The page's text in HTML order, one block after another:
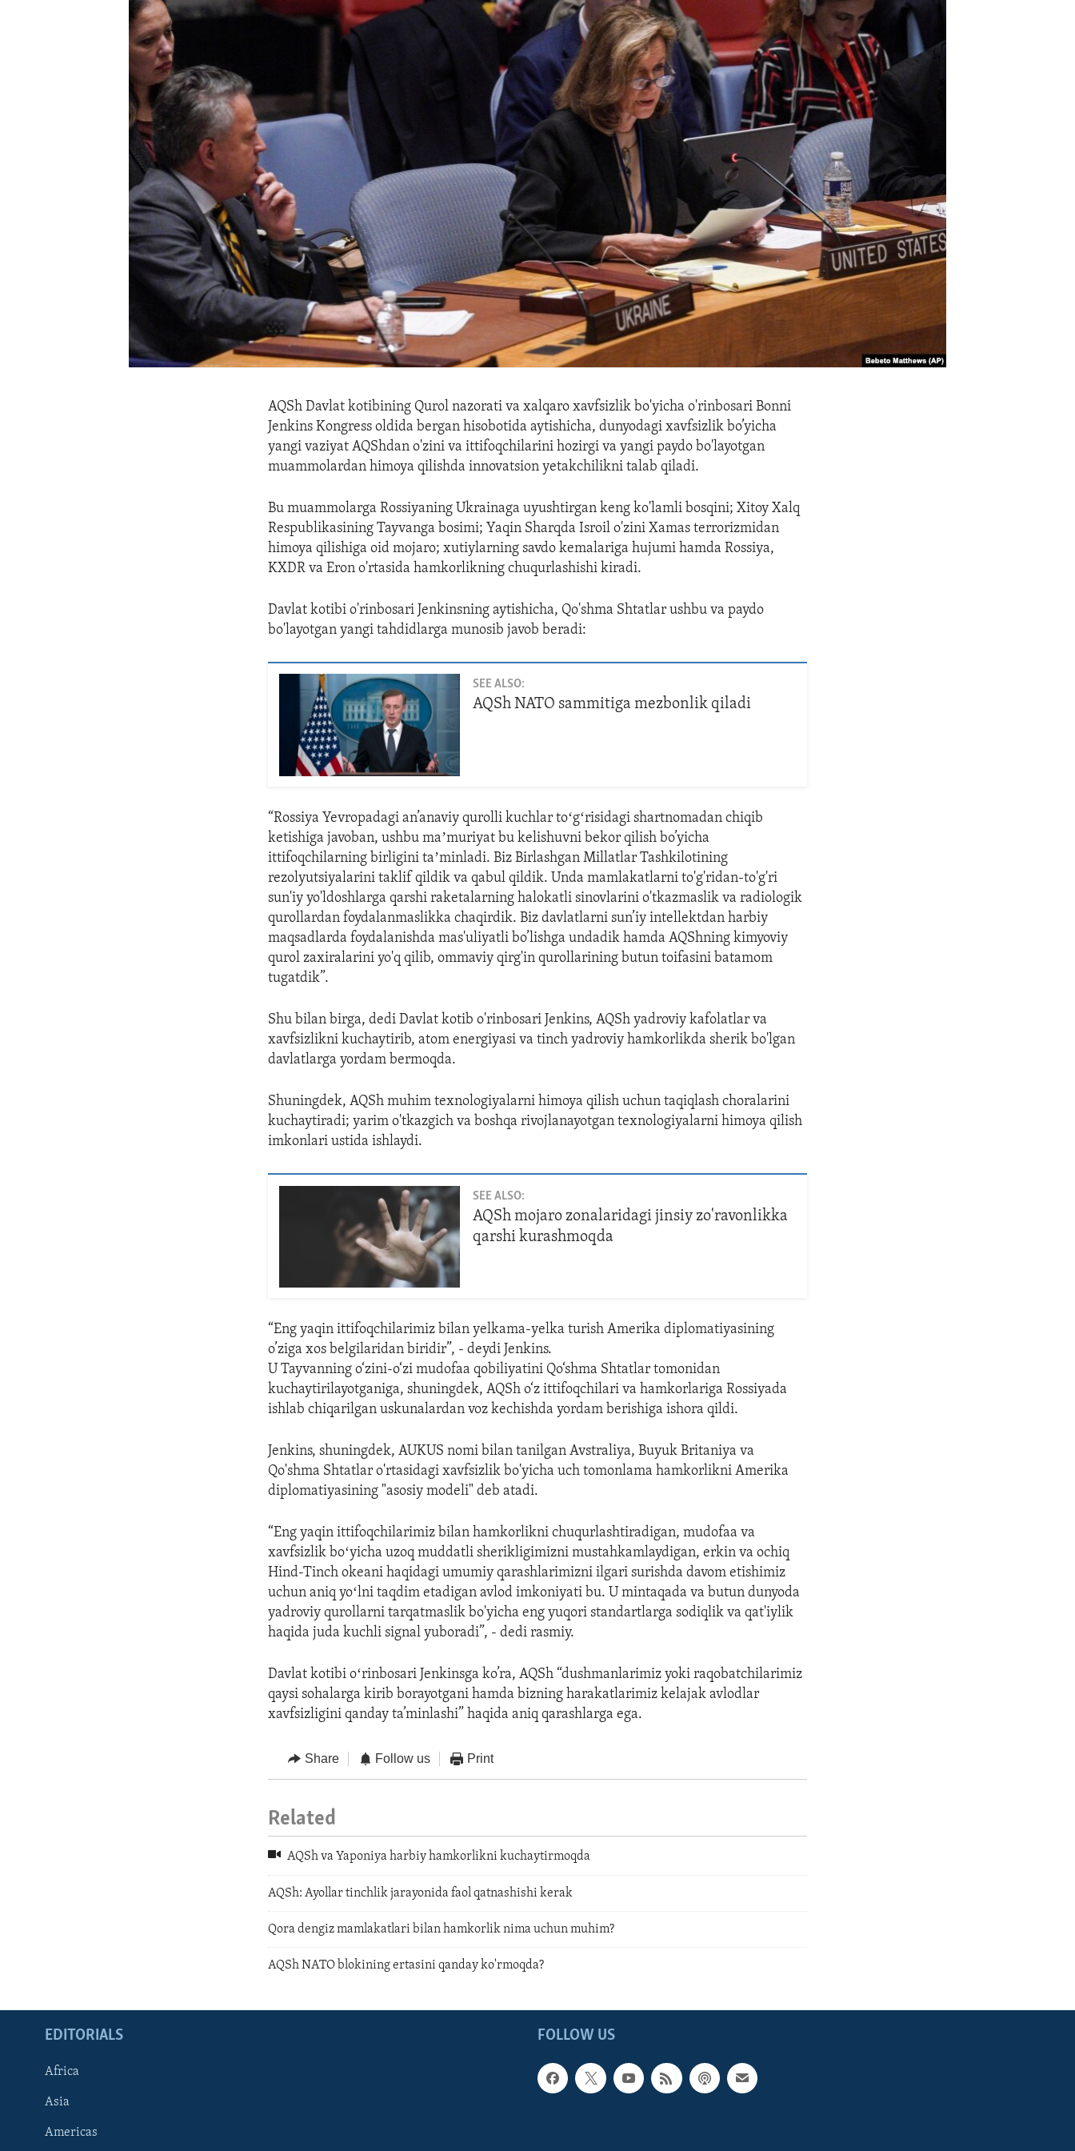
IDEALS AND INSTITUTIONS
AQSh Davlat kotibining Qurol nazorati va xalqaro xavfsizlik bo'yicha o'rinbosari Bonni
Jenkins Kongress oldida bergan hisobotida aytishicha, dunyodagi xavfsizlik bo’yicha
yangi vaziyat AQShdan o'zini va ittifoqchilarini hozirgi va yangi paydo bo'layotgan
muammolardan himoya qilishda innovatsion yetakchilikni talab qiladi.
Bu muammolarga Rossiyaning Ukrainaga uyushtirgan keng ko'lamli bosqini; Xitoy Xalq
Respublikasining Tayvanga bosimi; Yaqin Sharqda Isroil o'zini Xamas terrorizmidan
himoya qilishiga oid mojaro; xutiylarning savdo kemalariga hujumi hamda Rossiya,
KXDR va Eron o'rtasida hamkorlikning chuqurlashishi kiradi.
Davlat kotibi o'rinbosari Jenkinsning aytishicha, Qo'shma Shtatlar ushbu va paydo
bo'layotgan yangi tahdidlarga munosib javob beradi:
SEE ALSO:
AQSh NATO sammitiga mezbonlik qiladi
“Rossiya Yevropadagi an’anaviy qurolli kuchlar toʻgʻrisidagi shartnomadan chiqib
ketishiga javoban, ushbu maʼmuriyat bu kelishuvni bekor qilish bo’yicha
ittifoqchilarning birligini taʼminladi. Biz Birlashgan Millatlar Tashkilotining
rezolyutsiyalarini taklif qildik va qabul qildik. Unda mamlakatlarni to'g'ridan-to'g'ri
sun'iy yo'ldoshlarga qarshi raketalarning halokatli sinovlarini o'tkazmaslik va radiologik
qurollardan foydalanmaslikka chaqirdik. Biz davlatlarni sun’iy intellektdan harbiy
maqsadlarda foydalanishda mas'uliyatli bo’lishga undadik hamda AQShning kimyoviy
qurol zaxiralarini yo'q qilib, ommaviy qirg'in qurollarining butun toifasini batamom
tugatdik”.
Shu bilan birga, dedi Davlat kotib o'rinbosari Jenkins, AQSh yadroviy kafolatlar va
xavfsizlikni kuchaytirib, atom energiyasi va tinch yadroviy hamkorlikda sherik bo'lgan
davlatlarga yordam bermoqda.
Shuningdek, AQSh muhim texnologiyalarni himoya qilish uchun taqiqlash choralarini
kuchaytiradi; yarim o'tkazgich va boshqa rivojlanayotgan texnologiyalarni himoya qilish
imkonlari ustida ishlaydi.
SEE ALSO:
AQSh mojaro zonalaridagi jinsiy zo'ravonlikka
qarshi kurashmoqda
“Eng yaqin ittifoqchilarimiz bilan yelkama-yelka turish Amerika diplomatiyasining
o’ziga xos belgilaridan biridir”, - deydi Jenkins.
U Tayvanning o‘zini-o‘zi mudofaa qobiliyatini Qo‘shma Shtatlar tomonidan
kuchaytirilayotganiga, shuningdek, AQSh o‘z ittifoqchilari va hamkorlariga Rossiyada
ishlab chiqarilgan uskunalardan voz kechishda yordam berishiga ishora qildi.
Jenkins, shuningdek, AUKUS nomi bilan tanilgan Avstraliya, Buyuk Britaniya va
Qo'shma Shtatlar o'rtasidagi xavfsizlik bo'yicha uch tomonlama hamkorlikni Amerika
diplomatiyasining "asosiy modeli" deb atadi.
“Eng yaqin ittifoqchilarimiz bilan hamkorlikni chuqurlashtiradigan, mudofaa va
xavfsizlik boʻyicha uzoq muddatli sherikligimizni mustahkamlaydigan, erkin va ochiq
Hind-Tinch okeani haqidagi umumiy qarashlarimizni ilgari surishda davom etishimiz
uchun aniq yoʻlni taqdim etadigan avlod imkoniyati bu. U mintaqada va butun dunyoda
yadroviy qurollarni tarqatmaslik bo'yicha eng yuqori standartlarga sodiqlik va qat'iylik
haqida juda kuchli signal yuboradi”, - dedi rasmiy.
Davlat kotibi oʻrinbosari Jenkinsga ko’ra, AQSh “dushmanlarimiz yoki raqobatchilarimiz
qaysi sohalarga kirib borayotgani hamda bizning harakatlarimiz kelajak avlodlar
xavfsizligini qanday ta’minlashi” haqida aniq qarashlarga ega.
Share Follow us Print
Related
AQSh va Yaponiya harbiy hamkorlikni kuchaytirmoqda
AQSh: Ayollar tinchlik jarayonida faol qatnashishi kerak
Qora dengiz mamlakatlari bilan hamkorlik nima uchun muhim?
AQSh NATO blokining ertasini qanday ko'rmoqda?
FOLLOW US
EDITORIALS
Africa
Asia
Americas